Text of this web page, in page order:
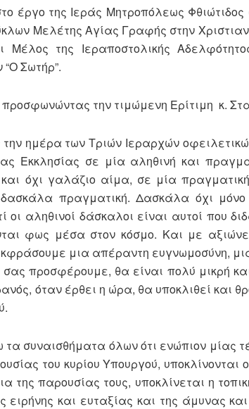
της Ιεράς Μητροπόλεως Φθιώτιδος
Κύκλων Μελέτης Αγίας
της Ιεραποστολικής
Σωτήρ”.
την τιμώμενη Ερίτιμη κ.
των Τριών Ιεραρχών
Εκκλησίας σε μία αληθινή και
και όχι γαλάζιο αίμα, σε μία
δασκάλα πραγματική. Δασκάλα όχι
οι αληθινοί δάσκαλοι είναι αυτοί που
φως μέσα στον κόσμο. Και με
μια απέραντη ευγνωμοσύνη,
σας προσφέρουμε, θα είναι πολύ μικρή
όταν έρθει η ώρα, θα υποκλιθεί και
συναισθήματα όλων ότι ενώπιον μίας
του κυρίου Υπουργού,
της παρουσίας τους, υποκλίνεται η
ειρήνης και ευταξίας και της άμυνας